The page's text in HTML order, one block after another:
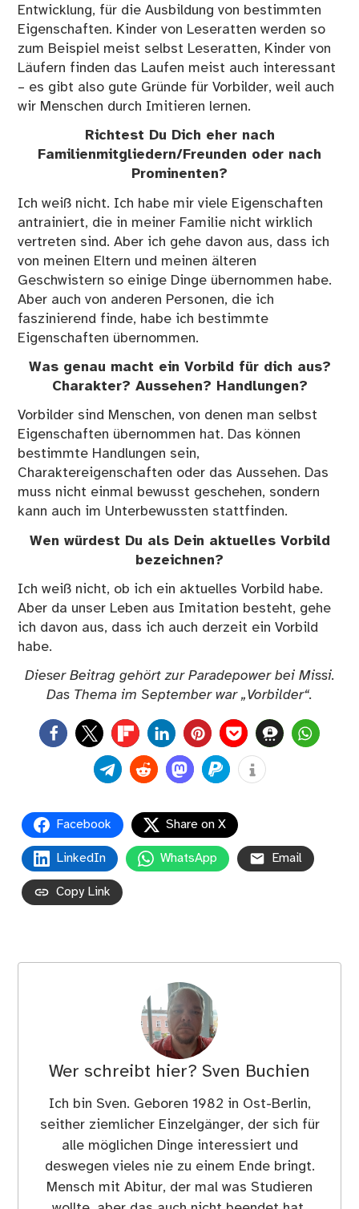
Entwicklung, für die Ausbildung von bestimmten
Eigenschaften. Kinder von Leseratten werden so
zum Beispiel meist selbst Leseratten, Kinder von
Läufern finden das Laufen meist auch interessant
– es gibt also gute Gründe für Vorbilder, weil auch
wir Menschen durch Imitieren lernen.
Richtest Du Dich eher nach
Familienmitgliedern/Freunden oder nach
Prominenten?
Ich weiß nicht. Ich habe mir viele Eigenschaften
antrainiert, die in meiner Familie nicht wirklich
vertreten sind. Aber ich gehe davon aus, dass ich
von meinen Eltern und meinen älteren
Geschwistern so einige Dinge übernommen habe.
Aber auch von anderen Personen, die ich
faszinierend finde, habe ich bestimmte
Eigenschaften übernommen.
Was genau macht ein Vorbild für dich aus?
Charakter? Aussehen? Handlungen?
Vorbilder sind Menschen, von denen man selbst
Eigenschaften übernommen hat. Das können
bestimmte Handlungen sein,
Charaktereigenschaften oder das Aussehen. Das
muss nicht einmal bewusst geschehen, sondern
kann auch im Unterbewussten stattfinden.
Wen würdest Du als Dein aktuelles Vorbild
bezeichnen?
Ich weiß nicht, ob ich ein aktuelles Vorbild habe.
Aber da unser Leben aus Imitation besteht, gehe
ich davon aus, dass ich auch derzeit ein Vorbild
habe.
Dieser Beitrag gehört zur Paradepower bei
Missi. Das Thema im September war „Vorbilder“
0
Facebook Share on X
LinkedIn WhatsApp Email
Copy Link
Wer schreibt hier? Sven Buchien
Ich bin Sven. Geboren 1982 in Ost-Berlin,
seither ziemlicher Einzelgänger, der sich für
alle möglichen Dinge interessiert und
deswegen vieles nie zu einem Ende bringt.
Mensch mit Abitur, der mal was Studieren